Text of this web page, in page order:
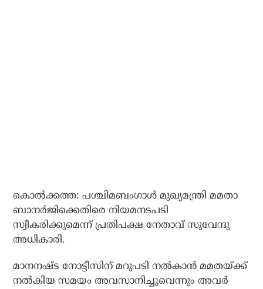
കൊല്‍ക്കത്ത: പശ്ചിമബംഗാള്‍ മുഖ്യമന്ത്രി മമതാ
ബാനര്‍ജിക്കെതിരെ നിയമനടപടി
സ്വീകരിക്കുമെന്ന് പ്രതിപക്ഷ നേതാവ് സുവേന്ദു
അധികാരി.
മാനനഷ്ട നോട്ടീസിന് മറുപടി നല്‍കാന്‍ മമതയ്ക്ക്
നല്‍കിയ സമയം അവസാനിച്ചുവെന്നും അവര്‍